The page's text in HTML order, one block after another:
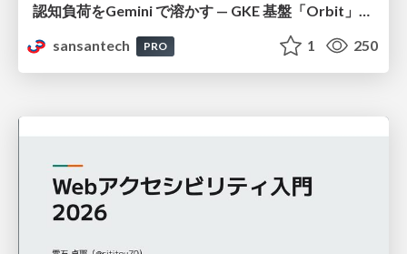
認知負荷をGemini で溶かす — GKE 基盤「Orbit」における AI エージェントの実践
sansantech
PRO 1 250